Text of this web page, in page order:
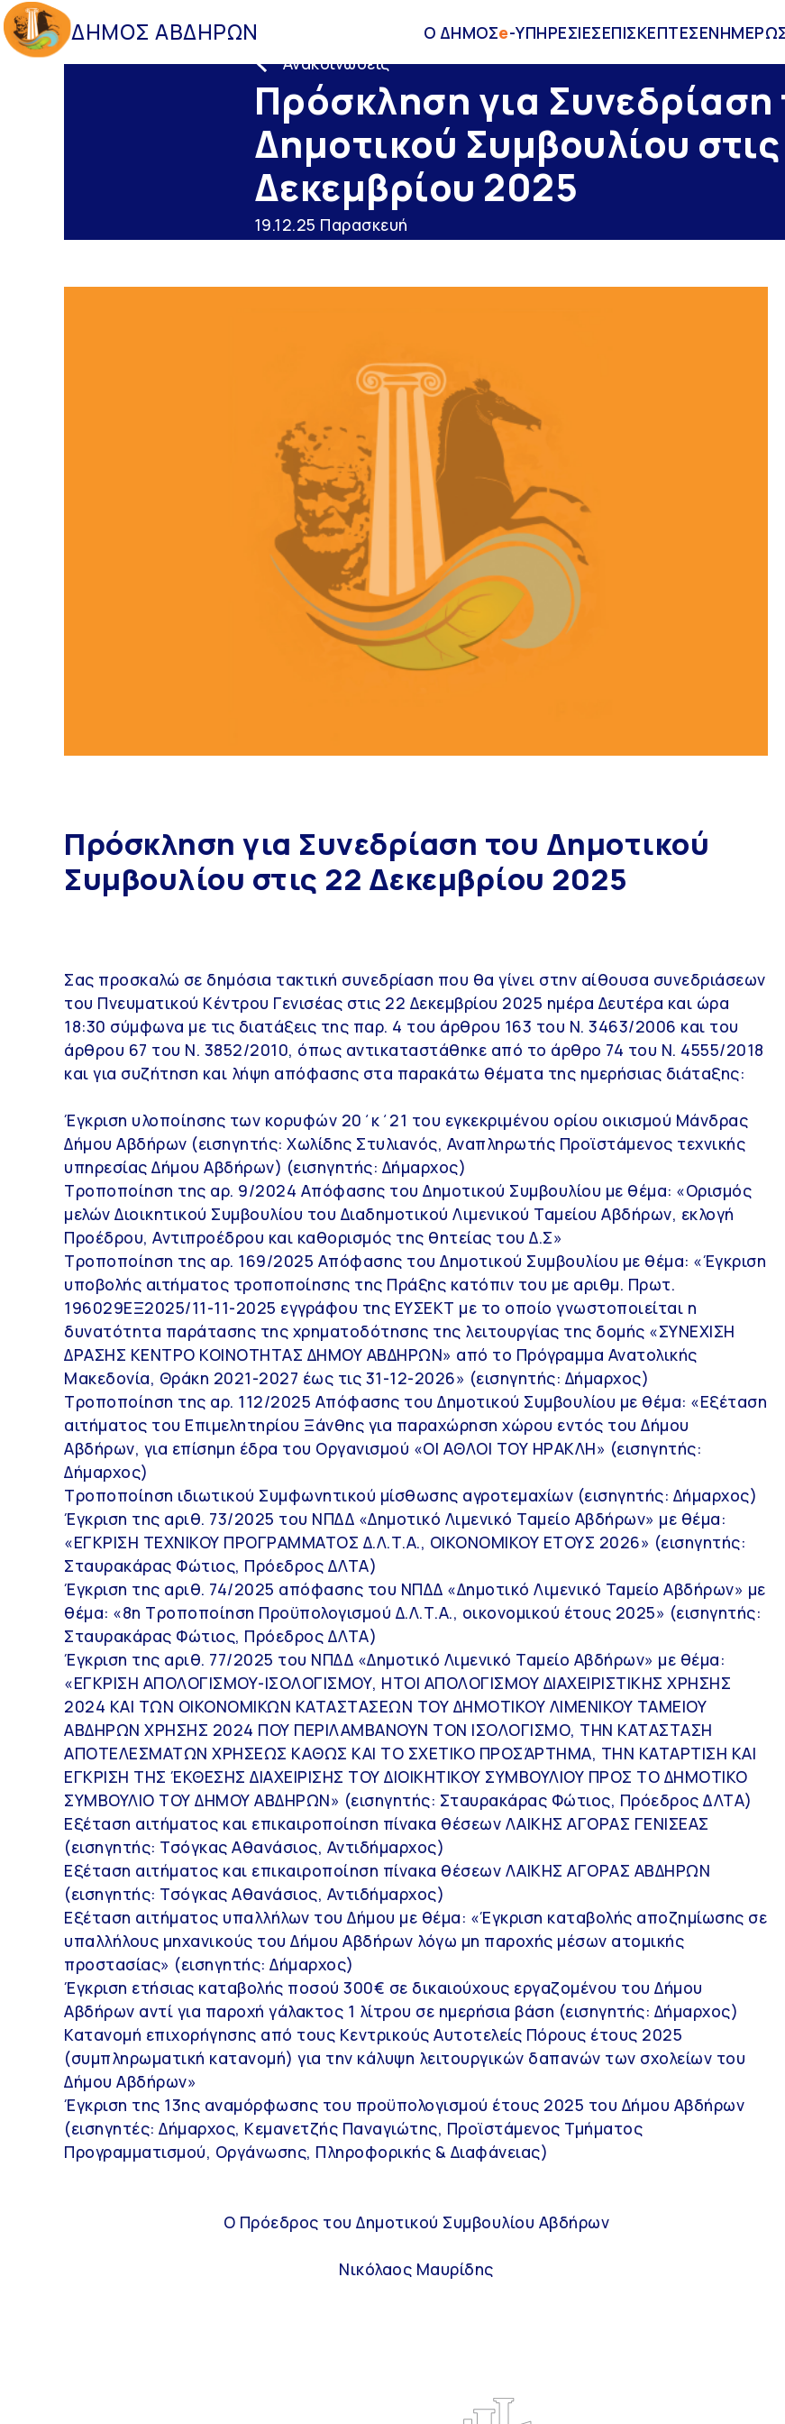
ΔΗΜΟΣ ΑΒΔΗΡΩΝ Ο ΔΗΜΟΣe-ΥΠΗΡΕΣΙΕΣΕΠΙΣΚΕΠΤΕΣ
Ανακοινώσεις
Πρόσκληση για Συνεδρίαση
Δημοτικού Συμβουλίου
Δεκεμβρίου 2025
19.12.25 Παρασκευή
Πρόσκληση για Συνεδρίαση του Δημοτικού
Συμβουλίου στις 22 Δεκεμβρίου 2025
Σας προσκαλώ σε δημόσια τακτική συνεδρίαση που θα γίνει στην αίθουσα συνεδριάσεων
του Πνευματικού Κέντρου Γενισέας στις 22 Δεκεμβρίου 2025 ημέρα Δευτέρα και ώρα
18:30 σύμφωνα με τις διατάξεις της παρ. 4 του άρθρου 163 του Ν. 3463/2006 και του
άρθρου 67 του Ν. 3852/2010, όπως αντικαταστάθηκε από το άρθρο 74 του Ν. 4555/2018
και για συζήτηση και λήψη απόφασης στα παρακάτω θέματα της ημερήσιας διάταξης:
Έγκριση υλοποίησης των κορυφών 20΄κ΄21 του εγκεκριμένου ορίου οικισμού Μάνδρας
Δήμου Αβδήρων (εισηγητής: Χωλίδης Στυλιανός, Αναπληρωτής Προϊστάμενος τεχνικής
υπηρεσίας Δήμου Αβδήρων) (εισηγητής: Δήμαρχος)
Τροποποίηση της αρ. 9/2024 Απόφασης του Δημοτικού Συμβουλίου με θέμα: «Ορισμός
μελών Διοικητικού Συμβουλίου του Διαδημοτικού Λιμενικού Ταμείου Αβδήρων, εκλογή
Προέδρου, Αντιπροέδρου και καθορισμός της θητείας του Δ.Σ»
Τροποποίηση της αρ. 169/2025 Απόφασης του Δημοτικού Συμβουλίου με θέμα: «Έγκριση
υποβολής αιτήματος τροποποίησης της Πράξης κατόπιν του με αριθμ. Πρωτ.
196029ΕΞ2025/11-11-2025 εγγράφου της ΕΥΣΕΚΤ με το οποίο γνωστοποιείται η
δυνατότητα παράτασης της χρηματοδότησης της λειτουργίας της δομής «ΣΥΝΕΧΙΣΗ
ΔΡΑΣΗΣ ΚΕΝΤΡΟ ΚΟΙΝΟΤΗΤΑΣ ΔΗΜΟΥ ΑΒΔΗΡΩΝ» από το Πρόγραμμα Ανατολικής
Μακεδονία, Θράκη 2021-2027 έως τις 31-12-2026» (εισηγητής: Δήμαρχος)
Τροποποίηση της αρ. 112/2025 Απόφασης του Δημοτικού Συμβουλίου με θέμα: «Εξέταση
αιτήματος του Επιμελητηρίου Ξάνθης για παραχώρηση χώρου εντός του Δήμου
Αβδήρων, για επίσημη έδρα του Οργανισμού «ΟΙ ΑΘΛΟΙ ΤΟΥ ΗΡΑΚΛΗ» (εισηγητής:
Δήμαρχος)
Τροποποίηση ιδιωτικού Συμφωνητικού μίσθωσης αγροτεμαχίων (εισηγητής: Δήμαρχος)
Έγκριση της αριθ. 73/2025 του ΝΠΔΔ «Δημοτικό Λιμενικό Ταμείο Αβδήρων» με θέμα:
«ΕΓΚΡΙΣΗ ΤΕΧΝΙΚΟΥ ΠΡΟΓΡΑΜΜΑΤΟΣ Δ.Λ.Τ.Α., ΟΙΚΟΝΟΜΙΚΟΥ ΕΤΟΥΣ 2026» (εισηγητής:
Σταυρακάρας Φώτιος, Πρόεδρος ΔΛΤΑ)
Έγκριση της αριθ. 74/2025 απόφασης του ΝΠΔΔ «Δημοτικό Λιμενικό Ταμείο Αβδήρων» με
θέμα: «8η Τροποποίηση Προϋπολογισμού Δ.Λ.Τ.Α., οικονομικού έτους 2025» (εισηγητής:
Σταυρακάρας Φώτιος, Πρόεδρος ΔΛΤΑ)
Έγκριση της αριθ. 77/2025 του ΝΠΔΔ «Δημοτικό Λιμενικό Ταμείο Αβδήρων» με θέμα:
«ΕΓΚΡΙΣΗ ΑΠΟΛΟΓΙΣΜΟΥ-ΙΣΟΛΟΓΙΣΜΟΥ, ΗΤΟΙ ΑΠΟΛΟΓΙΣΜΟΥ ΔΙΑΧΕΙΡΙΣΤΙΚΗΣ ΧΡΗΣΗΣ
2024 ΚΑΙ ΤΩΝ ΟΙΚΟΝΟΜΙΚΩΝ ΚΑΤΑΣΤΑΣΕΩΝ ΤΟΥ ΔΗΜΟΤΙΚΟΥ ΛΙΜΕΝΙΚΟΥ ΤΑΜΕΙΟΥ
ΑΒΔΗΡΩΝ ΧΡΗΣΗΣ 2024 ΠΟΥ ΠΕΡΙΛΑΜΒΑΝΟΥΝ ΤΟΝ ΙΣΟΛΟΓΙΣΜΟ, ΤΗΝ ΚΑΤΑΣΤΑΣΗ
ΑΠΟΤΕΛΕΣΜΑΤΩΝ ΧΡΗΣΕΩΣ ΚΑΘΩΣ ΚΑΙ ΤΟ ΣΧΕΤΙΚΟ ΠΡΟΣΆΡΤΗΜΑ, ΤΗΝ ΚΑΤΑΡΤΙΣΗ ΚΑΙ
ΕΓΚΡΙΣΗ ΤΗΣ ΈΚΘΕΣΗΣ ΔΙΑΧΕΙΡΙΣΗΣ ΤΟΥ ΔΙΟΙΚΗΤΙΚΟΥ ΣΥΜΒΟΥΛΙΟΥ ΠΡΟΣ ΤΟ ΔΗΜΟΤΙΚΟ
ΣΥΜΒΟΥΛΙΟ ΤΟΥ ΔΗΜΟΥ ΑΒΔΗΡΩΝ» (εισηγητής: Σταυρακάρας Φώτιος, Πρόεδρος ΔΛΤΑ)
Εξέταση αιτήματος και επικαιροποίηση πίνακα θέσεων ΛΑΙΚΗΣ ΑΓΟΡΑΣ ΓΕΝΙΣΕΑΣ
(εισηγητής: Τσόγκας Αθανάσιος, Αντιδήμαρχος)
Εξέταση αιτήματος και επικαιροποίηση πίνακα θέσεων ΛΑΙΚΗΣ ΑΓΟΡΑΣ ΑΒΔΗΡΩΝ
(εισηγητής: Τσόγκας Αθανάσιος, Αντιδήμαρχος)
Εξέταση αιτήματος υπαλλήλων του Δήμου με θέμα: «Έγκριση καταβολής αποζημίωσης σε
υπαλλήλους μηχανικούς του Δήμου Αβδήρων λόγω μη παροχής μέσων ατομικής
προστασίας» (εισηγητής: Δήμαρχος)
Έγκριση ετήσιας καταβολής ποσού 300€ σε δικαιούχους εργαζομένου του Δήμου
Αβδήρων αντί για παροχή γάλακτος 1 λίτρου σε ημερήσια βάση (εισηγητής: Δήμαρχος)
Κατανομή επιχορήγησης από τους Κεντρικούς Αυτοτελείς Πόρους έτους 2025
(συμπληρωματική κατανομή) για την κάλυψη λειτουργικών δαπανών των σχολείων του
Δήμου Αβδήρων»
Έγκριση της 13ης αναμόρφωσης του προϋπολογισμού έτους 2025 του Δήμου Αβδήρων
(εισηγητές: Δήμαρχος, Κεμανετζής Παναγιώτης, Προϊστάμενος Τμήματος
Προγραμματισμού, Οργάνωσης, Πληροφορικής & Διαφάνειας)
Ο Πρόεδρος του Δημοτικού Συμβουλίου Αβδήρων
Νικόλαος Μαυρίδης
ΔΗΜΟΣ ΑΒΔΗΡΩΝ
Επικοινωνία
Ο Δήμος
Υπηρεσίες